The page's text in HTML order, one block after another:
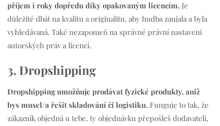
příjem i roky dopředu díky opakovaným licencím. Je
důležité dbát na kvalitu a originalitu, aby hudba zaujala a byla
vyhledávaná. Také nezapomeň na správné právní nastavení
autorských práv a licencí.
3. Dropshipping
Dropshipping umožňuje prodávat fyzické produkty, aniž
bys musel/a řešit skladování či logistiku. Funguje to tak, že
zákazník objedná u tebe, ty objednávku přepošleš dodavateli,